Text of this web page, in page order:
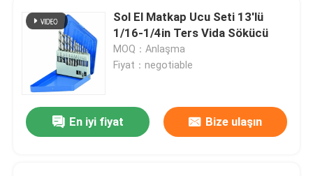
Sol El Matkap Ucu Seti 13'lü
1/16-1/4in Ters Vida Sökücü
MOQ：Anlaşma
Fiyat：negotiable
En iyi fiyat Bize ulaşın